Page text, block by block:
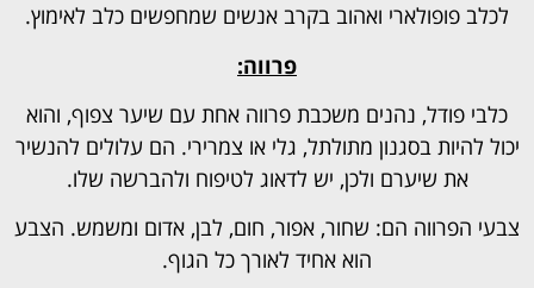
לכלב פופולארי ואהוב בקרב אנשים שמחפשים כלב לאימוץ.
פרווה:
כלבי פודל, נהנים משכבת פרווה אחת עם שיער צפוף, והוא
יכול להיות בסגנון מתולתל, גלי או צמרירי. הם עלולים להנשיר
את שיערם ולכן, יש לדאוג לטיפוח ולהברשה שלו.
צבעי הפרווה הם: שחור, אפור, חום, לבן, אדום ומשמש. הצבע
הוא אחיד לאורך כל הגוף.